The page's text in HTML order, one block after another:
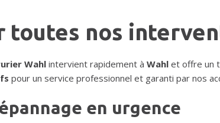
toutes nos
Wahl intervient rapidement à Wahl et offre un
pour un service professionnel et garanti par nos
en urgence